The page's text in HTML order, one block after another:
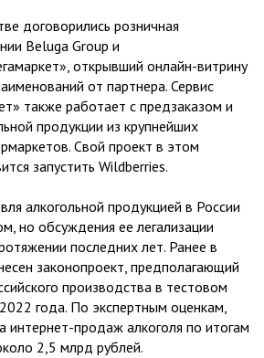
договорились розничная
Beluga Group и
открывший онлайн-витрину
от партнера. Сервис
также работает с предзаказом и
продукции из крупнейших
Свой проект в этом
запустить Wildberries.
алкогольной продукцией в России
но обсуждения ее легализации
последних лет. Ранее в
законопроект, предполагающий
производства в тестовом
года. По экспертным оценкам,
интернет-продаж алкоголя по итогам
2,5 млрд рублей.